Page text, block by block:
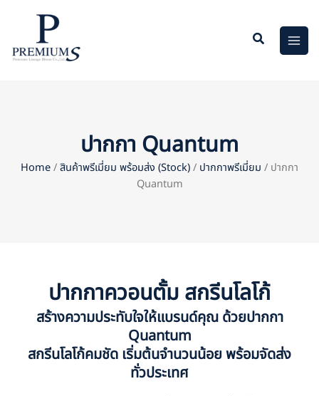
ปากกา Quantum
Home/สินค้าพรีเมี่ยม พร้อมส่ง (Stock)/ ปากกาพรีเมี่ยม / ปากกา
Quantum
ปากกาควอนตั้ม สกรีนโลโก้
สร้างความประทับใจให้แบรนด์คุณ ด้วยปากกา
Quantum
สกรีนโลโก้คมชัด เริ่มต้นจำนวนน้อย พร้อมจัดส่ง
ทั่วประเทศ